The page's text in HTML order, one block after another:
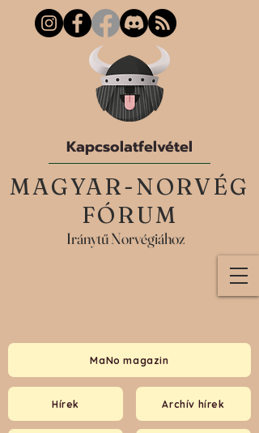
MAGYAR-NORVÉG
FÓRUM
Iránytű Norvégiához
Hírek
MaNo magazin
Archív hírek
Kapcsolatfelvétel